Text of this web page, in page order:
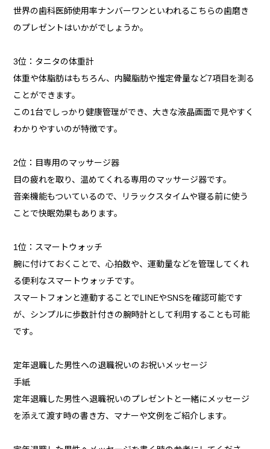
世界の歯科医師使用率ナンバーワンといわれるこちらの歯磨き
のプレゼントはいかがでしょうか。
3位：タニタの体重計
体重や体脂肪はもちろん、内臓脂肪や推定骨量など7項目を測る
ことができます。
この1台でしっかり健康管理ができ、大きな液晶画面で見やすく
わかりやすいのが特徴です。
2位：目専用のマッサージ器
目の疲れを取り、温めてくれる専用のマッサージ器です。
音楽機能もついているので、リラックスタイムや寝る前に使う
ことで快眠効果もあります。
1位：スマートウォッチ
腕に付けておくことで、心拍数や、運動量などを管理してくれ
る便利なスマートウォッチです。
スマートフォンと連動することでLINEやSNSを確認可能です
が、シンプルに歩数計付きの腕時計として利用することも可能
です。
定年退職した男性への退職祝いのお祝いメッセージ
手紙
定年退職した男性へ退職祝いのプレゼントと一緒にメッセージ
を添えて渡す時の書き方、マナーや文例をご紹介します。